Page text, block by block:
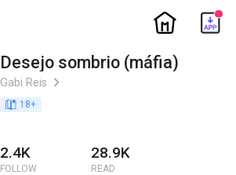
ic_home
Desejo sombrio (máfia)
Gabi Reis ic_arrow_right
book_age 18+
2.4K
FOLLOW
28.9K
READ